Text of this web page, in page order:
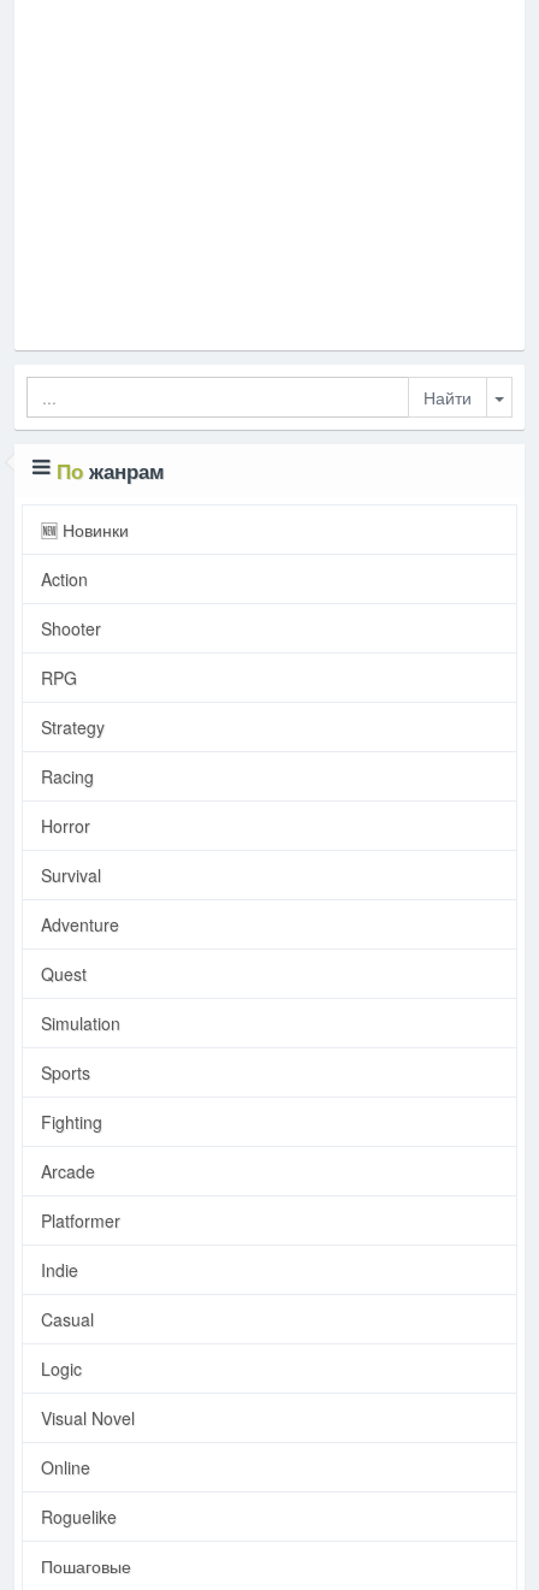
По жанрам
🆕 Новинки
Action
Shooter
RPG
Strategy
Racing
Horror
Survival
Adventure
Quest
Simulation
Sports
Fighting
Arcade
Platformer
Indie
Casual
Logic
Visual Novel
Online
Roguelike
Пошаговые